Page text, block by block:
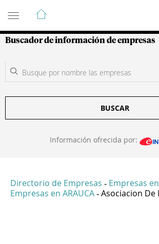
Guía de Empresas
Buscador de información de empresas
BUSCAR
Información ofrecida por:
Directorio de Empresas - Empresas
Empresas en ARAUCA - Asociacion De